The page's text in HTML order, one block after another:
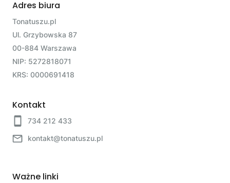
Adres biura
Tonatuszu.pl
Ul. Grzybowska 87
00-884 Warszawa
NIP: 5272818071
KRS: 0000691418
Kontakt
734 212 433
kontakt@tonatuszu.pl
Ważne linki